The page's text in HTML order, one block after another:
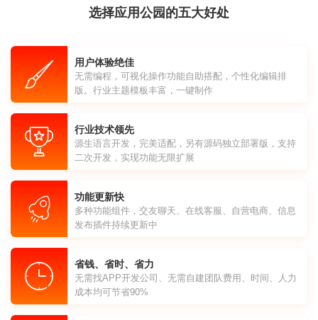
选择应用公园的五大好处
用户体验绝佳
无需编程，可视化操作功能自助搭配，个性化编辑排
版。行业主题模板丰富，一键制作
行业技术领先
源生语言开发，完美适配，另有源码独立部署版，支持
二次开发，实现功能无限扩展
功能更新快
多种功能组件，交友聊天、在线客服、自营电商、信息
发布插件持续更新中
省钱、省时、省力
无需找APP开发公司、无需自建团队费用、时间、人力
成本均可节省90%